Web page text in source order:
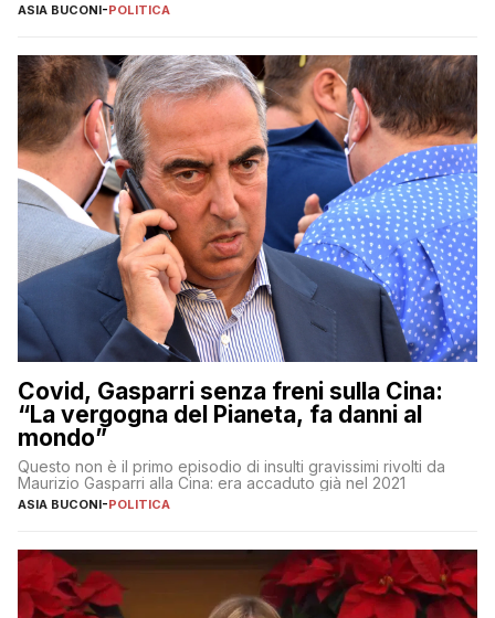
ASIA BUCONI-POLITICA
Covid, Gasparri senza freni sulla Cina:
“La vergogna del Pianeta, fa danni al
mondo”
Questo non è il primo episodio di insulti gravissimi rivolti da
Maurizio Gasparri alla Cina: era accaduto già nel 2021
ASIA BUCONI-POLITICA